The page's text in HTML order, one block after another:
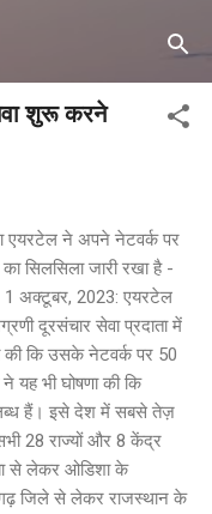
शुरू करने
एयरटेल ने अपने नेटवर्क पर
सिलसिला जारी रखा है -
अक्टूबर, 2023: एयरटेल
दूरसंचार सेवा प्रदाता में
कि उसके नेटवर्क पर 50
यह भी घोषणा की कि
हैं। इसे देश में सबसे तेज़
28 राज्यों और 8 केंद्र
से लेकर ओडिशा के
जिले से लेकर राजस्थान के